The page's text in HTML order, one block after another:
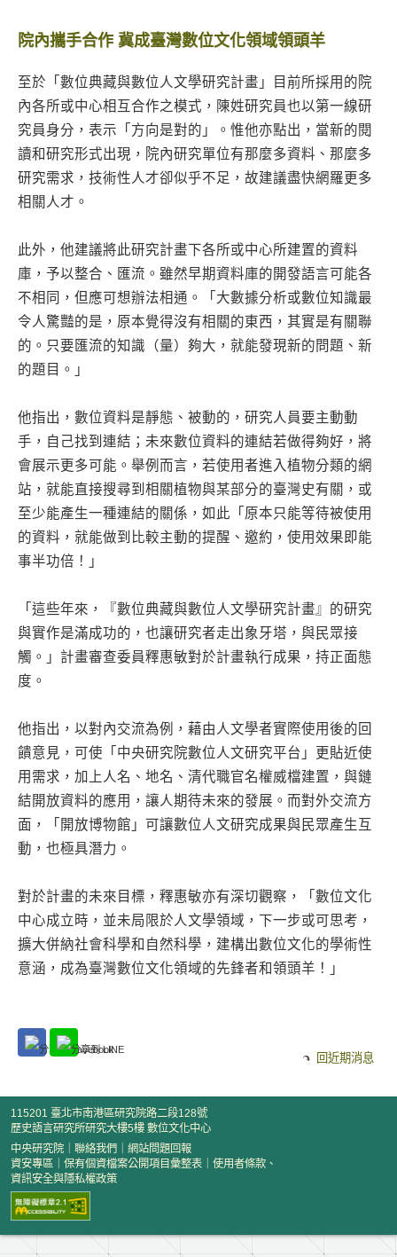
院內攜手合作 冀成臺灣數位文化領域領頭羊
至於「數位典藏與數位人文學研究計畫」目前所採用的院
內各所或中心相互合作之模式，陳姓研究員也以第一線研
究員身分，表示「方向是對的」。惟他亦點出，當新的閱
讀和研究形式出現，院內研究單位有那麼多資料、那麼多
研究需求，技術性人才卻似乎不足，故建議盡快網羅更多
相關人才。
此外，他建議將此研究計畫下各所或中心所建置的資料
庫，予以整合、匯流。雖然早期資料庫的開發語言可能各
不相同，但應可想辦法相通。「大數據分析或數位知識最
令人驚豔的是，原本覺得沒有相關的東西，其實是有關聯
的。只要匯流的知識（量）夠大，就能發現新的問題、新
的題目。」
他指出，數位資料是靜態、被動的，研究人員要主動動
手，自己找到連結；未來數位資料的連結若做得夠好，將
會展示更多可能。舉例而言，若使用者進入植物分類的網
站，就能直接搜尋到相關植物與某部分的臺灣史有關，或
至少能產生一種連結的關係，如此「原本只能等待被使用
的資料，就能做到比較主動的提醒、邀約，使用效果即能
事半功倍！」
「這些年來，『數位典藏與數位人文學研究計畫』的研究
與實作是滿成功的，也讓研究者走出象牙塔，與民眾接
觸。」計畫審查委員釋惠敏對於計畫執行成果，持正面態
度。
他指出，以對內交流為例，藉由人文學者實際使用後的回
饋意見，可使「中央研究院數位人文研究平台」更貼近使
用需求，加上人名、地名、清代職官名權威檔建置，與鏈
結開放資料的應用，讓人期待未來的發展。而對外交流方
面，「開放博物館」可讓數位人文研究成果與民眾產生互
動，也極具潛力。
對於計畫的未來目標，釋惠敏亦有深切觀察，「數位文化
中心成立時，並未局限於人文學領域，下一步或可思考，
擴大併納社會科學和自然科學，建構出數位文化的學術性
意涵，成為臺灣數位文化領域的先鋒者和領頭羊！」
回近期消息
115201 臺北市南港區研究院路二段128號
歷史語言研究所研究大樓5樓 數位文化中心
中央研究院
聯絡我們
網站問題回報
資安專區
保有個資檔案公開項目彙整表
使用者條款、
資訊安全與隱私權政策